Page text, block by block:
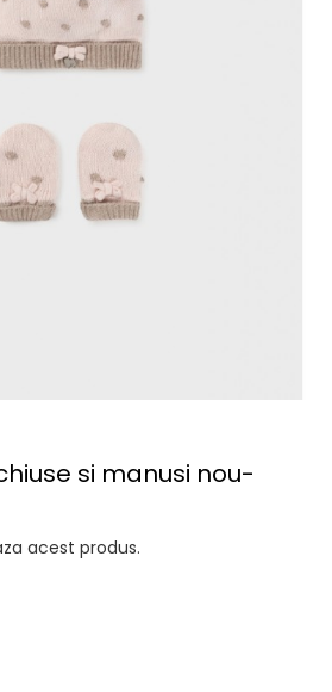
si manusi nou-
acest produs.